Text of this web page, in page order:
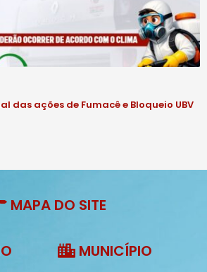
das ações de Fumacê e Bloqueio UBV
MAPA DO SITE
MUNICÍPIO